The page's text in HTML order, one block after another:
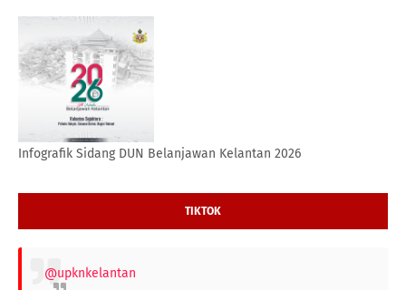
Infografik Sidang DUN Belanjawan Kelantan 2026
TIKTOK
@upknkelantan